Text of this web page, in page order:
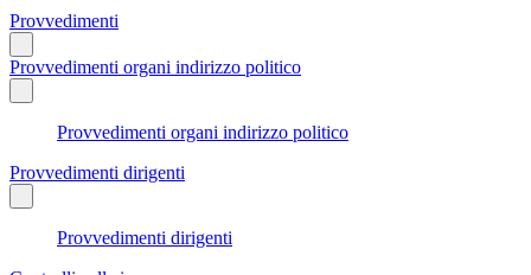
Provvedimenti
Provvedimenti organi indirizzo politico
Provvedimenti organi indirizzo politico
Provvedimenti dirigenti
Provvedimenti dirigenti